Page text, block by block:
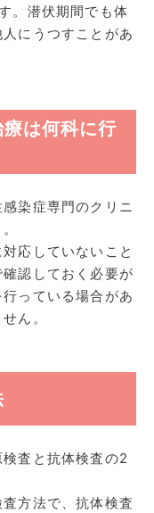
。潜伏期間でも体
にうつすことがあ
は何科に行
染症専門のクリニ
応していないこと
認しておく必要が
っている場合があ
ん。
査と抗体検査の2
方法で、抗体検査